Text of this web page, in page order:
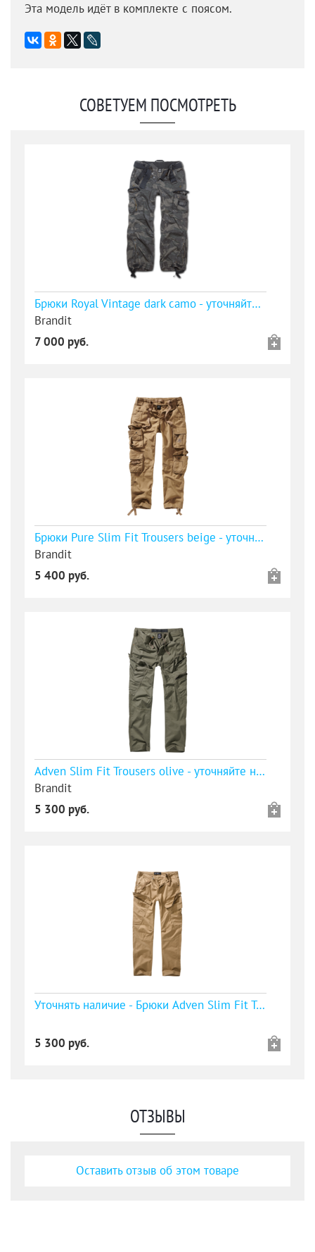
Эта модель идёт в комплекте с поясом.
СОВЕТУЕМ ПОСМОТРЕТЬ
Брюки Royal Vintage dark camo - уточняйте наличие
Brandit
7 000 руб.
Брюки Pure Slim Fit Trousers beige - уточняйте наличие
Brandit
5 400 руб.
Adven Slim Fit Trousers olive - уточняйте наличие
Brandit
5 300 руб.
Уточнять наличие - Брюки Adven Slim Fit Trousers camel
5 300 руб.
ОТЗЫВЫ
Оставить отзыв об этом товаре